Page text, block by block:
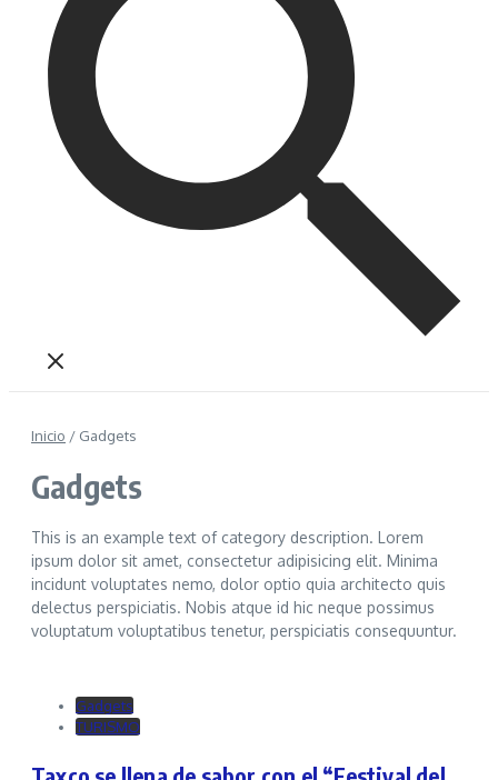
Inicio / Gadgets
Gadgets
This is an example text of category description. Lorem
ipsum dolor sit amet, consectetur adipisicing elit. Minima
incidunt voluptates nemo, dolor optio quia architecto quis
delectus perspiciatis. Nobis atque id hic neque possimus
voluptatum voluptatibus tenetur, perspiciatis consequuntur.
Gadgets
TURISMO
Taxco se llena de sabor con el “Festival del